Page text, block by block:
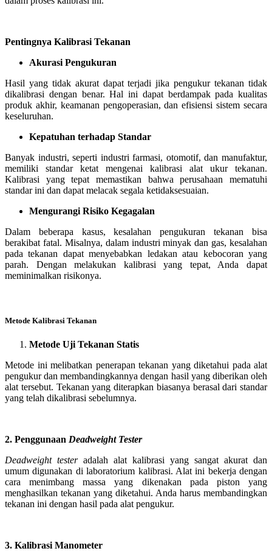
Pentingnya Kalibrasi Tekanan
Akurasi Pengukuran
Hasil yang tidak akurat dapat terjadi jika pengukur tekanan tidak
dikalibrasi dengan benar. Hal ini dapat berdampak pada kualitas
produk akhir, keamanan pengoperasian, dan efisiensi sistem secara
keseluruhan.
Kepatuhan terhadap Standar
Banyak industri, seperti industri farmasi, otomotif, dan manufaktur,
memiliki standar ketat mengenai kalibrasi alat ukur tekanan.
Kalibrasi yang tepat memastikan bahwa perusahaan mematuhi
standar ini dan dapat melacak segala ketidaksesuaian.
Mengurangi Risiko Kegagalan
Dalam beberapa kasus, kesalahan pengukuran tekanan bisa
berakibat fatal. Misalnya, dalam industri minyak dan gas, kesalahan
pada tekanan dapat menyebabkan ledakan atau kebocoran yang
parah. Dengan melakukan kalibrasi yang tepat, Anda dapat
meminimalkan risikonya.
Metode Kalibrasi Tekanan
Metode Uji Tekanan Statis
Metode ini melibatkan penerapan tekanan yang diketahui pada alat
pengukur dan membandingkannya dengan hasil yang diberikan oleh
alat tersebut. Tekanan yang diterapkan biasanya berasal dari standar
yang telah dikalibrasi sebelumnya.
2. Penggunaan Deadweight Tester
Deadweight testeradalah alat kalibrasi yang sangat akurat dan
umum digunakan di laboratorium kalibrasi. Alat ini bekerja dengan
cara menimbang massa yang dikenakan pada piston yang
menghasilkan tekanan yang diketahui. Anda harus membandingkan
tekanan ini dengan hasil pada alat pengukur.
3. Kalibrasi Manometer